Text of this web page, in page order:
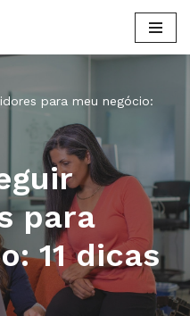
para meu negócio:
para
11 dicas